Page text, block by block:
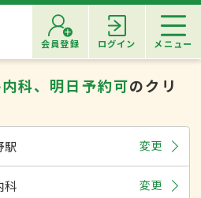
会員登録 ログイン メニュー
科、明日予約可のクリ
駅 変更
科 変更